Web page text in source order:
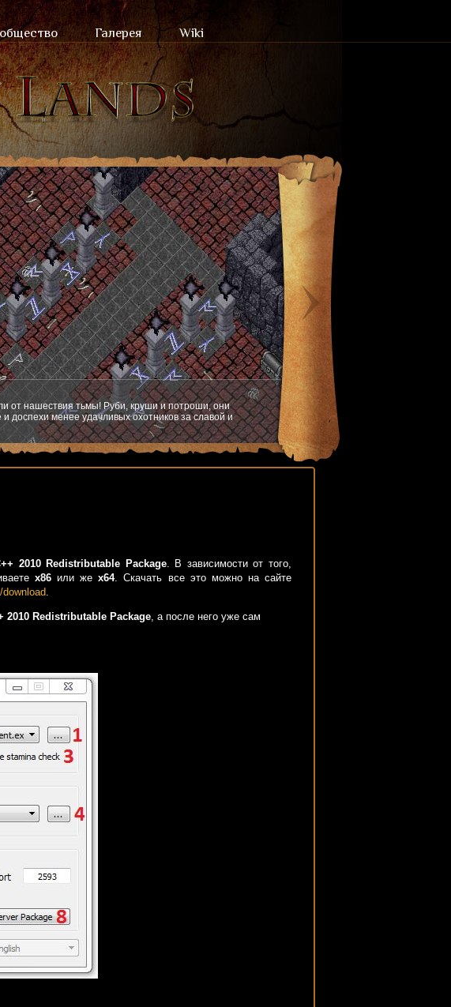
Галерея Wiki
от нашествия тьмы! Руби, круши и потроши, они
доспехи менее удачливых охотников за славой и
2010 Redistributable Package. В зависимости от того,
x86 или жеx64. Скачать все это можно на сайте
.
2010 Redistributable Package, а после него уже сам